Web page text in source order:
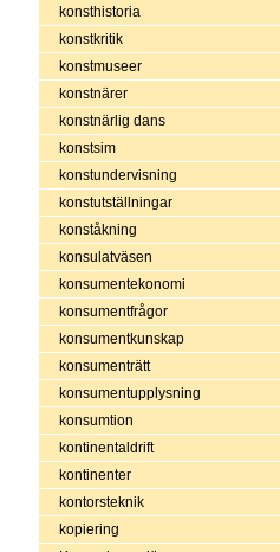
konsthistoria
konstkritik
konstmuseer
konstnärer
konstnärlig dans
konstsim
konstundervisning
konstutställningar
konståkning
konsulatväsen
konsumentekonomi
konsumentfrågor
konsumentkunskap
konsumenträtt
konsumentupplysning
konsumtion
kontinentaldrift
kontinenter
kontorsteknik
kopiering